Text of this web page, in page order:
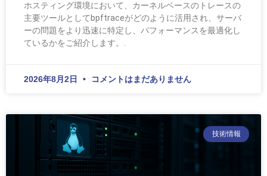
ホスティング環境において、カーネルベースのトレースの
主要ツールとしてbpftraceがどのように活用され、サーバ
ーの問題をより迅速に特定し、パフォーマンスを最適化し
ているかをご紹介します。.
2026年8月2日 コメントはまだありません
技術情報